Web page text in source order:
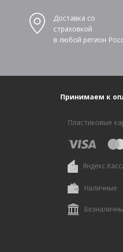
Доставка со
страховкой
в любой регион
Принимаем к
Пластиковые
Наличные